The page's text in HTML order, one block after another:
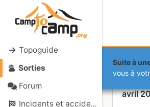
Topoguide
Sorties
Forum
Incidents et accidents
Suite à
vous à
avril